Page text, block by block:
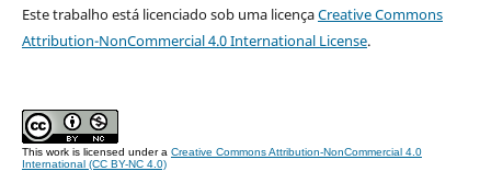
Este trabalho está licenciado sob uma licençaCreative Commons
Attribution-NonCommercial 4.0 International License.
This work is licensed under a Creative Commons Attribution-NonCommercial 4.0
International (CC BY-NC 4.0)